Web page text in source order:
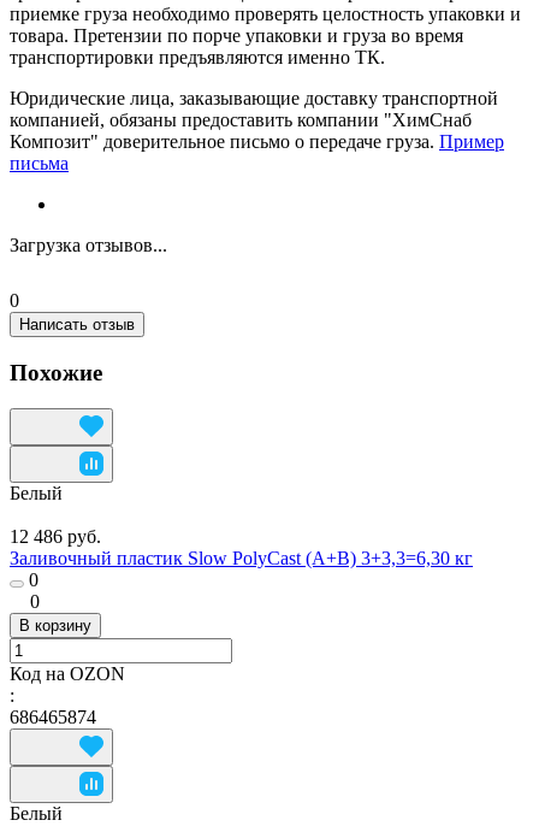
приемке груза необходимо проверять целостность упаковки и
товара. Претензии по порче упаковки и груза во время
транспортировки предъявляются именно ТК.
Юридические лица, заказывающие доставку транспортной
компанией, обязаны предоставить компании "ХимСнаб
Композит" доверительное письмо о передаче груза. Пример
письма
Загрузка отзывов...
0
Написать отзыв
Похожие
Белый
12 486 руб.
Заливочный пластик Slow PolyCast (A+B) 3+3,3=6,30 кг
0
0
В корзину
Код на OZON
:
686465874
Белый